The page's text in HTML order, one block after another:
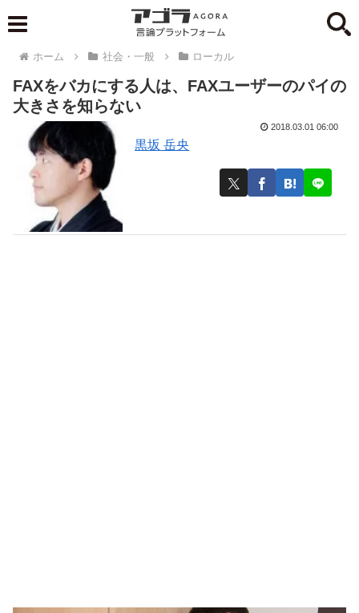
ホーム 社会・一般 ローカル
FAXをバカにする人は、FAXユーザーのパイの
大きさを知らない
黒坂 岳央
2018.03.01 06:00